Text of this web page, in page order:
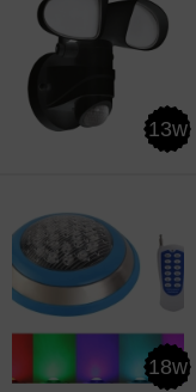
13w
18w